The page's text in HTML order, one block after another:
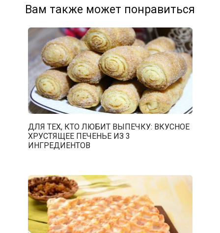
Вам также может понравиться
ДЛЯ ТЕХ, КТО ЛЮБИТ ВЫПЕЧКУ: ВКУСНОЕ
ХРУСТЯЩЕЕ ПЕЧЕНЬЕ ИЗ 3
ИНГРЕДИЕНТОВ